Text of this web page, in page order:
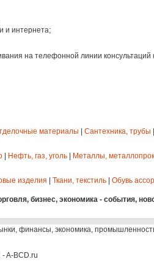
и интернета;
на телефонной линии
материалы Сантехника, трубы
Нефть, газ, уголь Металлы,
изделия Ткани, текстиль Обувь
бизнес, экономика - события,
финансы, экономика,
A-BCD.ru